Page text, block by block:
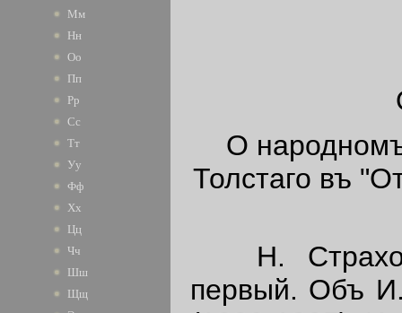
Мм
Нн
Оо
Пп
Рр
Сс
Тт
Уу
Фф
Хх
Цц
Чч
Шш
Щщ
О
Толстаго въ
Н.
первый. Объ